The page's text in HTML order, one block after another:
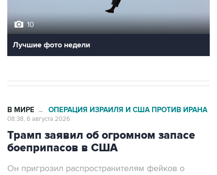
10
Лучшие фото недели
В МИРЕ → ОПЕРАЦИЯ ИЗРАИЛЯ И США ПРОТИВ ИРАНА
08:38, 6 августа 2026
Трамп заявил об огромном запасе
боеприпасов в США
Он пригрозил распространителям фейков о